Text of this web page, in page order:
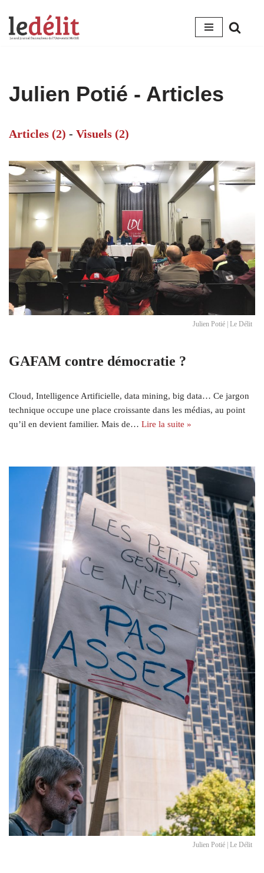
Aller
Julien Potié - Articles
Articles (2) - Visuels (2)
Julien Potié | Le Délit
GAFAM contre démocratie ?
Cloud, Intelligence Artificielle, data mining, big data… Ce jargon
technique occupe une place croissante dans les médias, au point
qu’il en devient familier. Mais de… Lire la suite »
Julien Potié | Le Délit